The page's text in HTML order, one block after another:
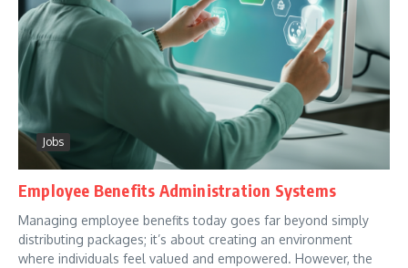
Jobs
Employee Benefits Administration Systems
Managing employee benefits today goes far beyond simply
distributing packages; it’s about creating an environment
where individuals feel valued and empowered. However, the